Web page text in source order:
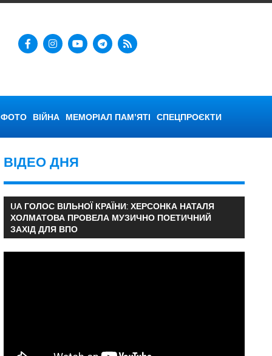
ФОТО ВІЙНА МЕМОРІАЛ ПАМ’ЯТІ СПЕЦПРОЄКТИ
ВІДЕО ДНЯ
UA ГОЛОС ВІЛЬНОЇ КРАЇНИ: ХЕРСОНКА НАТАЛЯ
ХОЛМАТОВА ПРОВЕЛА МУЗИЧНО ПОЕТИЧНИЙ
ЗАХІД ДЛЯ ВПО